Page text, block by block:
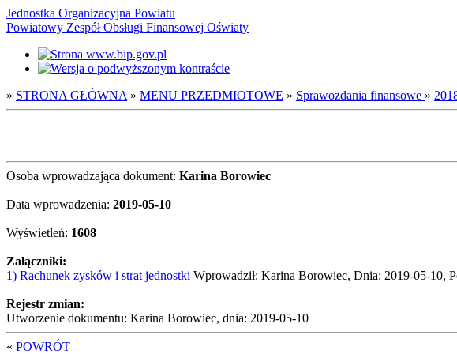
Jednostka Organizacyjna Powiatu
Powiatowy Zespół Obsługi Finansowej Oświaty
» STRONA GŁÓWNA » MENU PRZEDMIOTOWE » Sprawozdania finansowe »
Osoba wprowadzająca dokument: Karina Borowiec
Data wprowadzenia: 2019-05-10
Wyświetleń: 1608
Załączniki:
1) Rachunek zysków i strat jednostki Wprowadził: Karina Borowiec, Dnia: 2019-05-10,
Rejestr zmian:
Utworzenie dokumentu: Karina Borowiec, dnia: 2019-05-10
« POWRÓT